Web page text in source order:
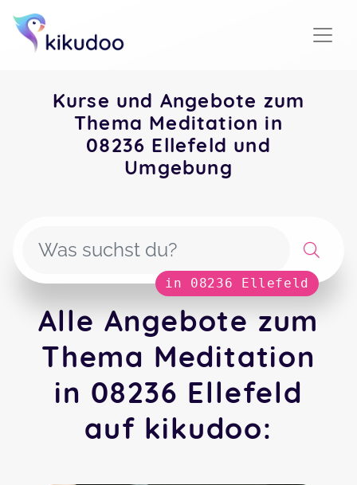
Kurse und Angebote zum
Thema Meditation in
08236 Ellefeld und
Umgebung
in 08236 Ellefeld
Alle Angebote zum
Thema Meditation
in 08236 Ellefeld
auf kikudoo: